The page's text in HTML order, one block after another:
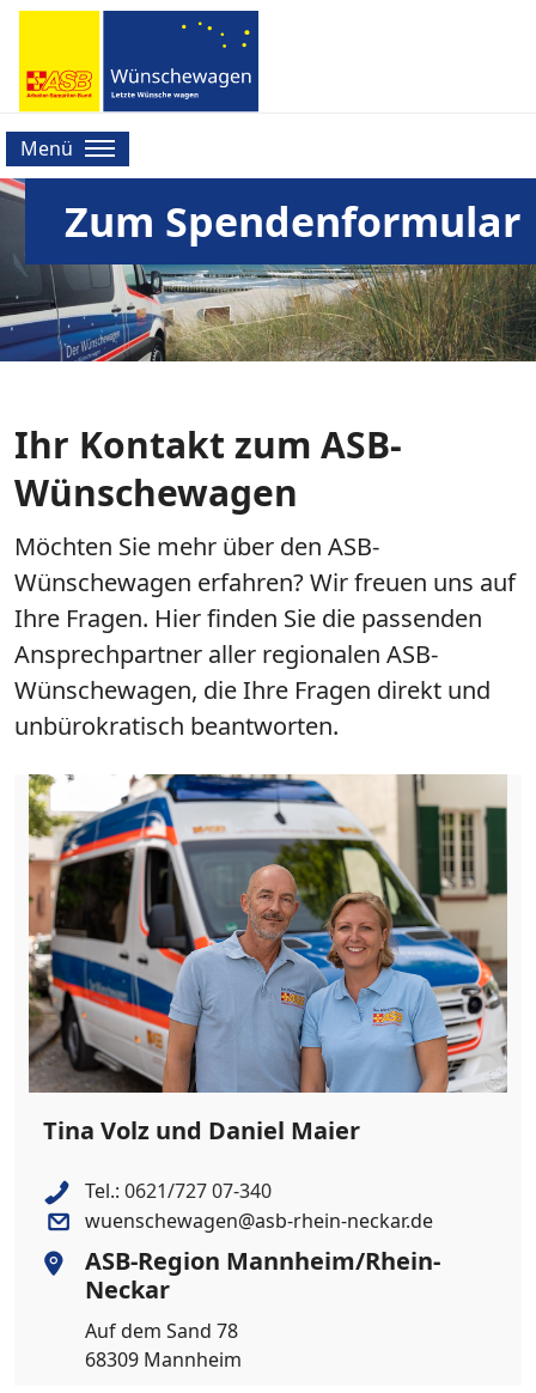
Menü
Zum Spendenformular
Ihr Kontakt zum ASB-
Wünschewagen
Möchten Sie mehr über den ASB-
Wünschewagen erfahren? Wir freuen uns auf
Ihre Fragen. Hier finden Sie die passenden
Ansprechpartner aller regionalen ASB-
Wünschewagen, die Ihre Fragen direkt und
unbürokratisch beantworten.
Tina Volz und Daniel Maier
Tel.: 0621/727 07-340
wuenschewagen@asb-rhein-neckar.de
ASB-Region Mannheim/Rhein-
Neckar
Auf dem Sand 78
68309 Mannheim